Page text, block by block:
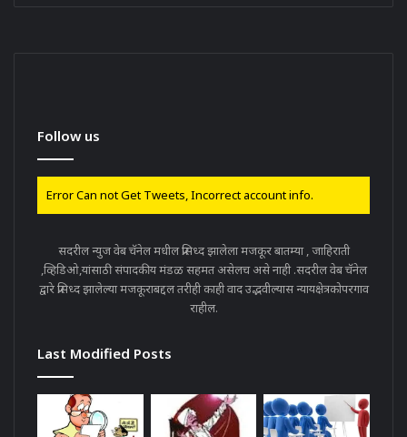
Follow us
Error Can not Get Tweets, Incorrect account info.
सदरील न्युज वेब चॅनेल मधील प्रसिध्द झालेला मजकूर बातम्या , जाहिराती
,व्हिडिओ,यांसाठी संपादकीय मंडळ सहमत असेलच असे नाही .सदरील वेब चॅनेल
द्वारे प्रसिध्द झालेल्या मजकूराबद्दल तरीही काही वाद उद्भवील्यास न्यायक्षेत्रकोपरगाव
राहील.
Last Modified Posts